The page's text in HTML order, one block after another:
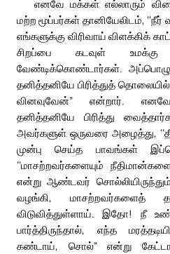
எனவே மக்கள் எல்லாரும்
மற்ற மூப்பர்கள் தானியேலிடம்,
எங்களுக்கு விரிவாய் விளக்கிக்
சிறப்பை கடவுள் உமக்கு
வேண்டிக்கொண்டார்கள்.
தனித்தனியே பிரித்துத்
வினவுவேன்” என்றார்.
தனித்தனியே பிரித்து
அவர்களுள் ஒருவரை அழைத்து,
முன்பு செய்த பாவங்கள்
‘‘மாசற்றவர்களையும்
என்று ஆண்டவர்
வழங்கி, மாசற்றவர்களைத்
விடுவித்துள்ளாய். இதோ! நீ
பார்த்திருந்தால், எந்த
கண்டாய், சொல்” என்று